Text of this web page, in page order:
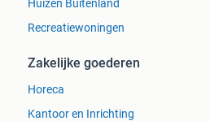
Huizen Buitenland
Recreatiewoningen
Zakelijke goederen
Horeca
Kantoor en Inrichting